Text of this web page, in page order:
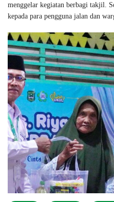
menggelar kegiatan berbagi takjil.
kepada para pengguna jalan dan